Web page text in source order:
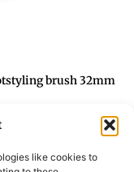
like cookies to
brush 32mm